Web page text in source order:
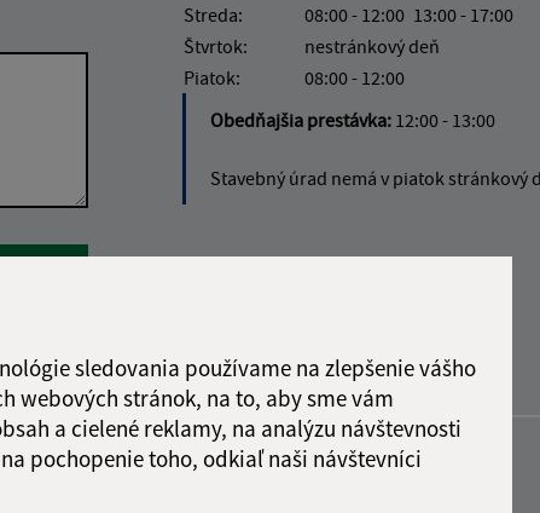
sledovania používame na zlepšenie vášho
webových stránok, na to, aby sme vám
a cielené reklamy, na analýzu návštevnosti
pochopenie toho, odkiaľ naši návštevníci
Response
Streda:
08:00 - 12:00 13:00 - 17:00
Štvrtok:
nestránkový deň
Piatok:
08:00 - 12:00
Obedňajšia prestávka: 12:00 - 13:00
Stavebný úrad nemá v piatok stránkový